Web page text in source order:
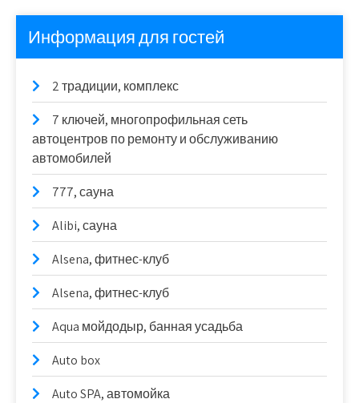
Информация для гостей
2 традиции, комплекс
7 ключей, многопрофильная сеть
автоцентров по ремонту и обслуживанию
автомобилей
777, сауна
Alibi, сауна
Alsena, фитнес-клуб
Alsena, фитнес-клуб
Aqua мойдодыр, банная усадьба
Auto box
Auto SPA, автомойка